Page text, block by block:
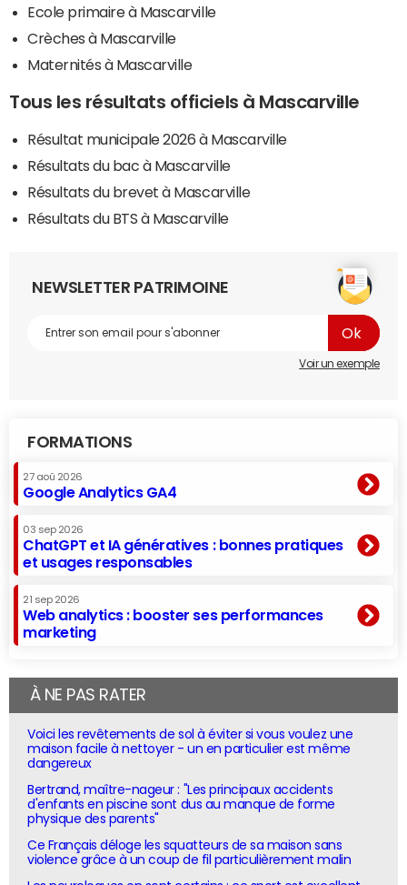
Ecole primaire à Mascarville
Crèches à Mascarville
Maternités à Mascarville
Tous les résultats officiels à Mascarville
Résultat municipale 2026 à Mascarville
Résultats du bac à Mascarville
Résultats du brevet à Mascarville
Résultats du BTS à Mascarville
NEWSLETTER PATRIMOINE
Voir un exemple
FORMATIONS
27 aoû 2026
Google Analytics GA4
03 sep 2026
ChatGPT et IA génératives : bonnes pratiques
et usages responsables
21 sep 2026
Web analytics : booster ses performances
marketing
À NE PAS RATER
Voici les revêtements de sol à éviter si vous voulez une
maison facile à nettoyer - un en particulier est même
dangereux
Bertrand, maître-nageur : "Les principaux accidents
d'enfants en piscine sont dus au manque de forme
physique des parents"
Ce Français déloge les squatteurs de sa maison sans
violence grâce à un coup de fil particulièrement malin